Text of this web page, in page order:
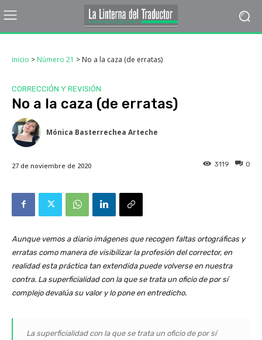
Inicio > Número 21 > No a la caza (de erratas)
CORRECCIÓN Y REVISIÓN
No a la caza (de erratas)
Mónica Basterrechea Arteche
27 de noviembre de 2020 0
3119
Aunque vemos a diario imágenes que recogen faltas ortográficas y
erratas como manera de visibilizar la profesión del corrector, en
realidad esta práctica tan extendida puede volverse en nuestra
contra. La superficialidad con la que se trata un oficio de por sí
complejo devalúa su valor y lo pone en entredicho.
La superficialidad con la que se trata un oficio de por sí